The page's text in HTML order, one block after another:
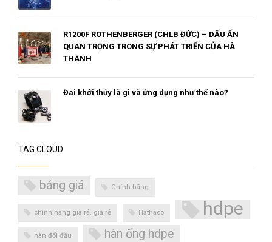
R1200F ROTHENBERGER (CHLB ĐỨC) – DẤU ẤN
QUAN TRỌNG TRONG SỰ PHÁT TRIỂN CỦA HÀ
THÀNH
Đai khởi thủy là gì và ứng dụng như thế nào?
TAG CLOUD
bảng giá Chính hãng
chính hãng giá rẻ. giá rẻ Hathaco hdpe
hàn đối đầu hàn ống hdpe